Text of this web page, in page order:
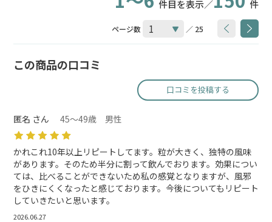
件目を表示／ 件
ページ数 ／ 25
この商品の口コミ
口コミを投稿する
匿名 さん 45～49歳 男性
かれこれ10年以上リピートしてます。粒が大きく、独特の風味
があります。そのため半分に割って飲んでおります。効果につい
ては、比べることができないため私の感覚となりますが、風邪
をひきにくくなったと感じております。今後についてもリピート
していきたいと思います。
2026.06.27